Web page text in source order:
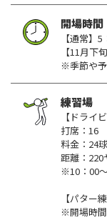
開場時間
【通常】5
【11月下
※季節や予
練習場
【ドライ
打席：16
料金：24
距離：
※10：00
【パター
※開場時